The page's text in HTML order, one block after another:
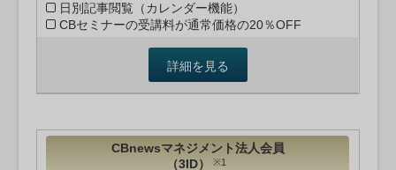
日別記事閲覧（カレンダー機能）
CBセミナーの受講料が通常価格の20％OFF
詳細を見る
CBnewsマネジメント法人会員
（3ID）
※1